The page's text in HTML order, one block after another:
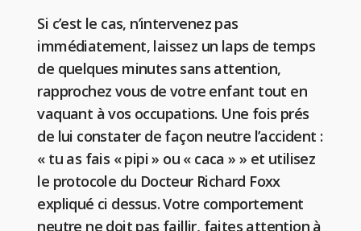
Si c’est le cas, n’intervenez pas
immédiatement, laissez un laps de temps
de quelques minutes sans attention,
rapprochez vous de votre enfant tout en
vaquant à vos occupations. Une fois prés
de lui constater de façon neutre l’accident :
« tu as fais « pipi » ou « caca » » et utilisez
le protocole du Docteur Richard Foxx
expliqué ci dessus. Votre comportement
neutre ne doit pas faillir, faites attention à